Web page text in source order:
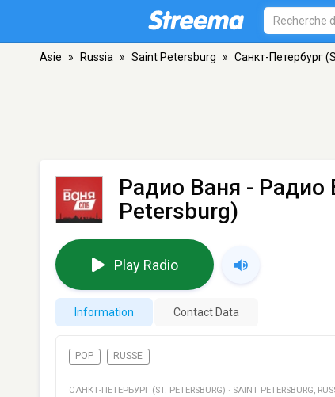
Asie » Russia » Saint Petersburg » Санкт-Петербург
Радио Ваня - Радио
Petersburg)
Play Radio
Information Contact Data
POP RUSSE
САНКТ-ПЕТЕРБУРГ (ST. PETERSBURG) · SAINT PETERSBURG,